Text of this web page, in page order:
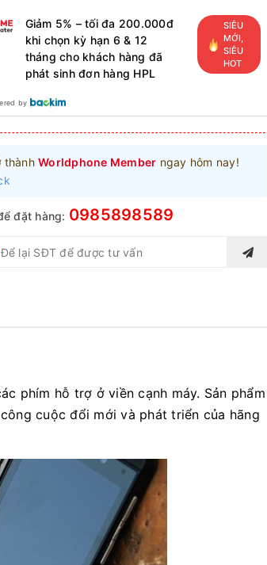
Giảm 5% – tối đa 200.000đ
khi chọn kỳ hạn 6 & 12
tháng cho khách hàng đã
phát sinh đơn hàng HPL
SIÊU
MỚI,
SIÊU
HOT
by
thành Worldphone Member ngay hôm nay!
đặt hàng: 0985898589
phím hỗ trợ ở viền cạnh máy. Sản phẩm
cuộc đổi mới và phát triển của hãng